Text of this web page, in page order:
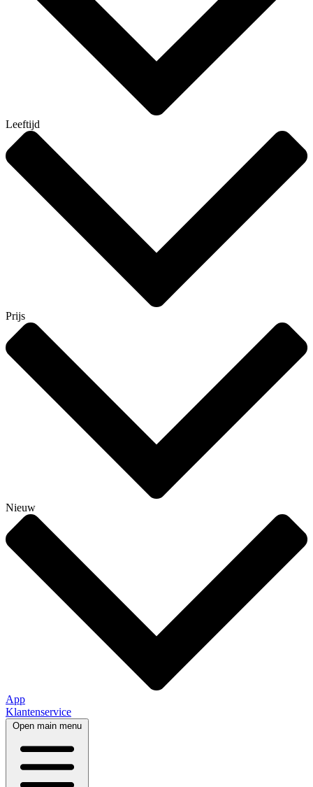
Leeftijd
Prijs
Nieuw
App
Klantenservice
Open main menu